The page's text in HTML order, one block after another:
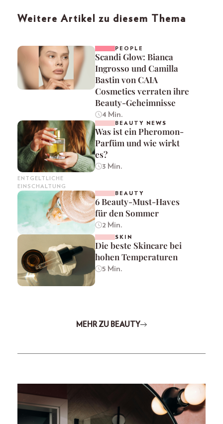
Weitere Artikel zu diesem Thema
PEOPLE
Scandi Glow: Bianca
Ingrosso und Camilla
Bastin von CAIA
Cosmetics verraten ihre
Beauty-Geheimnisse
4 Min.
ENTGELTLICHE
EINSCHALTUNG
BEAUTY NEWS
Was ist ein Pheromon-
Parfüm und wie wirkt
es?
3 Min.
BEAUTY
6 Beauty-Must-Haves
für den Sommer
2 Min.
SKIN
Die beste Skincare bei
hohen Temperaturen
5 Min.
MEHR ZU BEAUTY